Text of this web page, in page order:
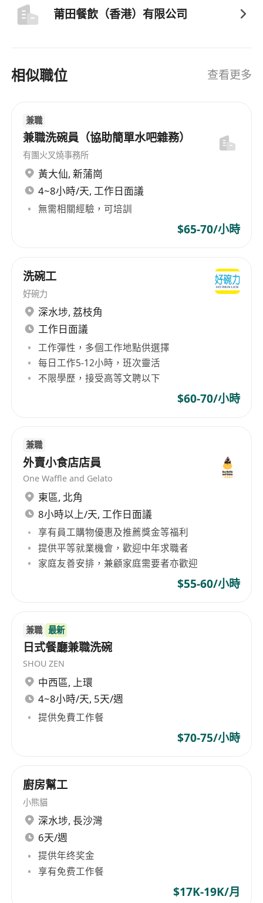
莆田餐飲（香港）有限公司
相似職位 查看更多
兼職
兼職洗碗員（協助簡單水吧雜務）
有團火叉燒事務所
黃大仙, 新蒲崗
4~8小時/天, 工作日面議
無需相關經驗，可培訓
$65-70/小時
洗碗工
好碗力
深水埗, 荔枝角
工作日面議
工作彈性，多個工作地點供選擇
每日工作5-12小時，班次靈活
不限學歷，接受高等文聘以下
$60-70/小時
兼職
外賣小食店店員
One Waffle and Gelato
東區, 北角
8小時以上/天, 工作日面議
享有員工購物優惠及推薦獎金等福利
提供平等就業機會，歡迎中年求職者
家庭友善安排，兼顧家庭需要者亦歡迎
$55-60/小時
兼職 最新
日式餐廳兼職洗碗
SHOU ZEN
中西區, 上環
4~8小時/天, 5天/週
提供免費工作餐
$70-75/小時
廚房幫工
小熊貓
深水埗, 長沙灣
6天/週
提供年终奖金
享有免费工作餐
$17K-19K/月